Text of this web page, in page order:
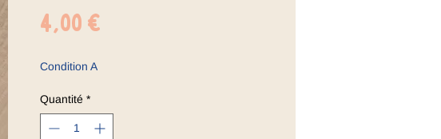
4,00 €
Condition A
Quantité *